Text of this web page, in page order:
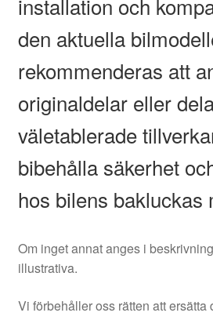
installation och
den aktuella
rekommenderas att
originaldelar eller
väletablerade
bibehålla säkerhet
hos bilens bakluckas
Om inget annat anges i
illustrativa.
Vi förbehåller oss rätten att ersätta